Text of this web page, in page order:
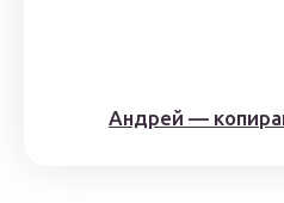
Андрей —